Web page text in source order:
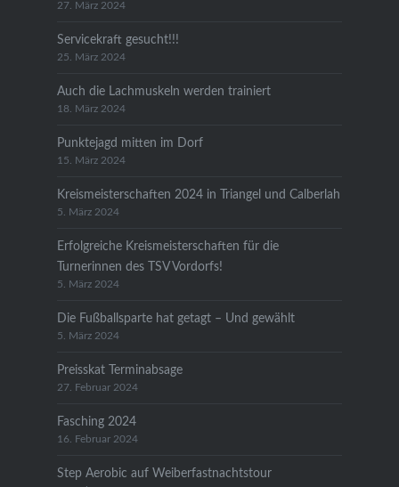
27. März 2024
Servicekraft gesucht!!!
25. März 2024
Auch die Lachmuskeln werden trainiert
18. März 2024
Punktejagd mitten im Dorf
15. März 2024
Kreismeisterschaften 2024 in Triangel und Calberlah
5. März 2024
Erfolgreiche Kreismeisterschaften für die
Turnerinnen des TSV Vordorfs!
5. März 2024
Die Fußballsparte hat getagt – Und gewählt
5. März 2024
Preisskat Terminabsage
27. Februar 2024
Fasching 2024
16. Februar 2024
Step Aerobic auf Weiberfastnachtstour